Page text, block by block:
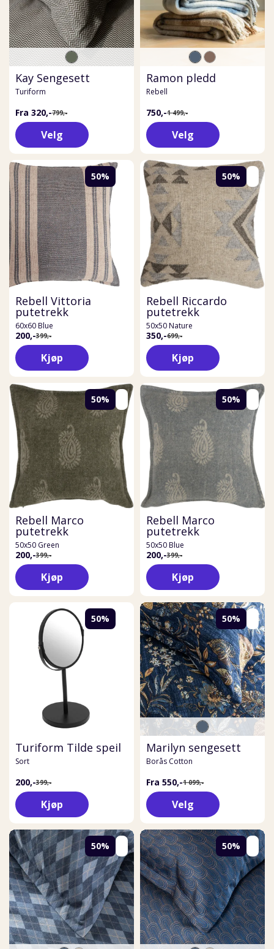
Kay Sengesett
Turiform
Fra 320,-799,-
Velg
Ramon pledd
Rebell
750,-1 499,-
Velg
50%
Rebell Vittoria
putetrekk
60x60 Blue
200,-399,-
Kjøp
50%
Rebell Riccardo
putetrekk
50x50 Nature
350,-699,-
Kjøp
50%
Rebell Marco
putetrekk
50x50 Green
200,-399,-
Kjøp
50%
Rebell Marco
putetrekk
50x50 Blue
200,-399,-
Kjøp
50%
Turiform Tilde speil
Sort
200,-399,-
Kjøp
50%
Marilyn sengesett
Borås Cotton
Fra 550,-1 099,-
Velg
50% 50%